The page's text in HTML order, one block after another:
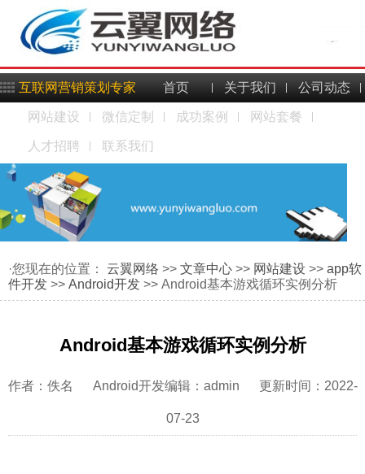
互联网营销策划专家 首页 关于我们 公司动态
网站建设 微信定制 成功案例 网站套餐
人才招聘 联系我们
·您现在的位置： 云翼网络 >> 文章中心 >> 网站建设 >> app软
件开发 >> Android开发 >> Android基本游戏循环实例分析
Android基本游戏循环实例分析
作者：佚名 Android开发编辑：admin 更新时间：2022-
07-23